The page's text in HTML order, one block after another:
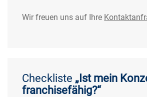
Wir freuen uns auf Ihre
Checkliste „Ist mein
franchisefähig?“